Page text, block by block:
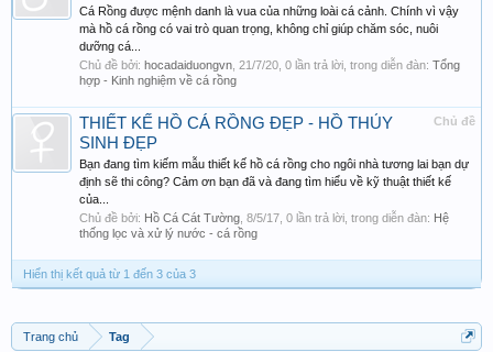
Cá Rồng được mệnh danh là vua của những loài cá cảnh. Chính vì vậy
mà hồ cá rồng có vai trò quan trọng, không chỉ giúp chăm sóc, nuôi
dưỡng cá...
Chủ đề bởi: hocadaiduongvn 21/7/20 , 0 lần trả lời, trong diễn đàn: Tổng
hợp - Kinh nghiệm về cá rồng
Chủ đề
THIẾT KẾ HỒ CÁ RỒNG ĐẸP - HỒ THỦY
SINH ĐẸP
Bạn đang tìm kiếm mẫu thiết kế hồ cá rồng cho ngôi nhà tương lai bạn dự
định sẽ thi công? Cảm ơn bạn đã và đang tìm hiểu về kỹ thuật thiết kế
của...
Chủ đề bởi: Hồ Cá Cát Tường 8/5/17 , 0 lần trả lời, trong diễn đàn: Hệ
thống lọc và xử lý nước - cá rồng
Hiển thị kết quả từ 1 đến 3 của 3
Trang chủ Tag